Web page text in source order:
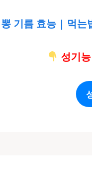
기름 효능 | 먹
성기